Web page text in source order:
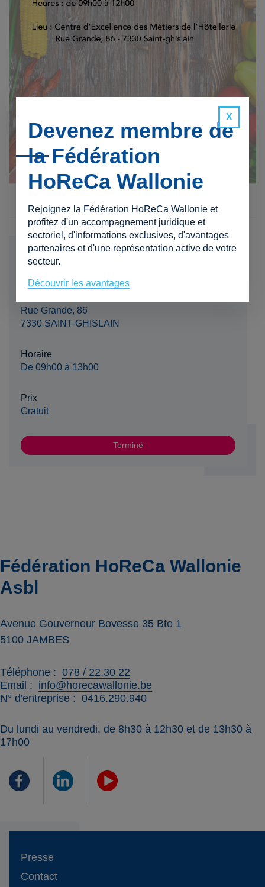
Date
05 décembre 2022
Rue Grande, 86
7330 SAINT-GHISLAIN
Horaire
De 09h00 à 13h00
Prix
Gratuit
Terminé
Fédération HoReCa Wallonie
Asbl
Avenue Gouverneur Bovesse 35 Bte 1
5100 JAMBES
Téléphone
078 / 22.30.22
Email
info@horecawallonie.be
N° d'entreprise
0416.290.940
Du lundi au vendredi, de 8h30 à 12h30 et de 13h30 à
17h00
Presse
Contact
Devenez membre de
la Fédération
HoReCa Wallonie
Rejoignez la Fédération HoReCa Wallonie et
profitez d'un accompagnement juridique et
sectoriel, d'informations exclusives, d'avantages
partenaires et d'une représentation active de votre
secteur.
Découvrir les avantages